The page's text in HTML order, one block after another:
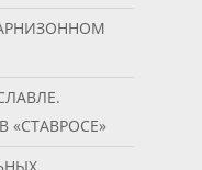
«СТАВРОСЕ»